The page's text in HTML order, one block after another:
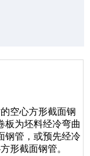
空心方形截面钢
板为坯料经冷弯曲
钢管，或预先经冷
形截面钢管。